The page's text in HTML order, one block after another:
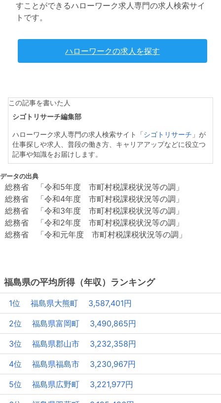
すことができるハローワーク求人専門の求人検索サイ
トです。
ハローワークの求人を探す
この記事を書いた人
シゴトリサーチ編集部
ハローワーク求人専門の求人検索サイト「 シゴトリサーチ 」が
仕事探しや求人、普段の働き方、キャリアアップなどに役立つ
記事や知識をお届けします。
データの出典
総務省 「令和5年度 市町村税課税状況等の調」
総務省 「令和4年度 市町村税課税状況等の調」
総務省 「令和3年度 市町村税課税状況等の調」
総務省 「令和2年度 市町村税課税状況等の調」
総務省 「令和元年度 市町村税課税状況等の調」
福島県の平均所得（年収）ランキング
1位 福島県大熊町 3,587,401円
2位 福島県富岡町 3,490,865円
3位 福島県郡山市 3,232,358円
4位 福島県福島市 3,230,967円
5位 福島県広野町 3,221,977円